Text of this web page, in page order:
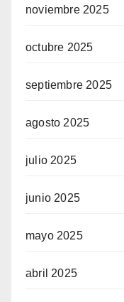
noviembre 2025
octubre 2025
septiembre 2025
agosto 2025
julio 2025
junio 2025
mayo 2025
abril 2025